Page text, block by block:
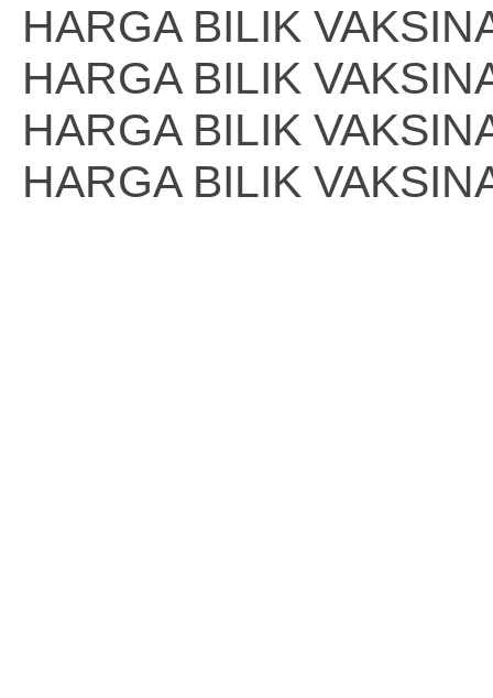
HARGA BILIK
HARGA BILIK
HARGA BILIK
HARGA BILIK